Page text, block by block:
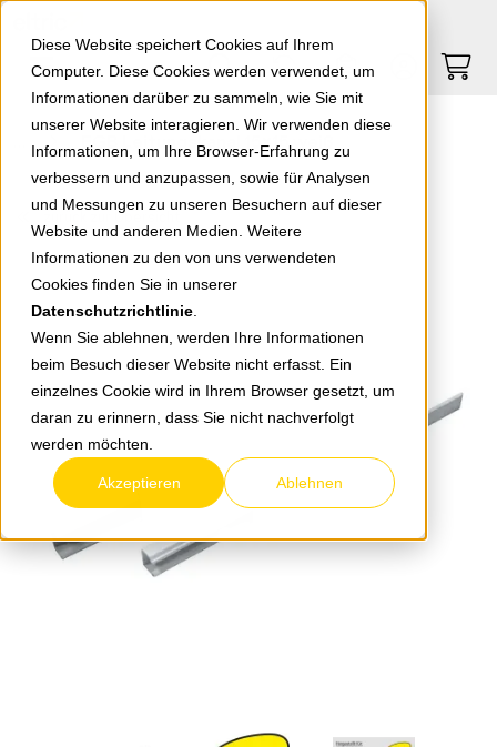
Diese Website speichert Cookies auf Ihrem
Computer. Diese Cookies werden verwendet, um
Informationen darüber zu sammeln, wie Sie mit
unserer Website interagieren. Wir verwenden diese
Informationen, um Ihre Browser-Erfahrung zu
verbessern und anzupassen, sowie für Analysen
und Messungen zu unseren Besuchern auf dieser
Website und anderen Medien. Weitere
Informationen zu den von uns verwendeten
Cookies finden Sie in unserer
Datenschutzrichtlinie
Wenn Sie ablehnen, werden Ihre Informationen
beim Besuch dieser Website nicht erfasst. Ein
einzelnes Cookie wird in Ihrem Browser gesetzt, um
daran zu erinnern, dass Sie nicht nachverfolgt
werden möchten.
Akzeptieren Ablehnen
Springe zu Hauptinhalt Springe zum Footer
0
EGB Leitungskanal 15x15 weiß
zurück zur Übersicht